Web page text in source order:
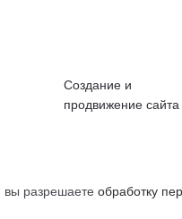
Создание и
продвижение сайта
разрешаете обработку